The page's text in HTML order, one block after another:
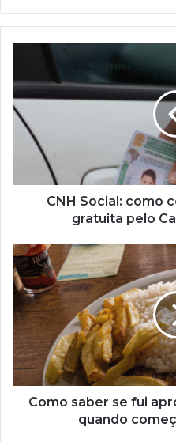
como
conseguir
habilitação
gratuita
pelo
CadÚnico
em
CNH Social: como
gratuita pelo
Como
saber
se
fui
aprovado
no
Prato
Cheio
e
quando
Como saber se fui
quando